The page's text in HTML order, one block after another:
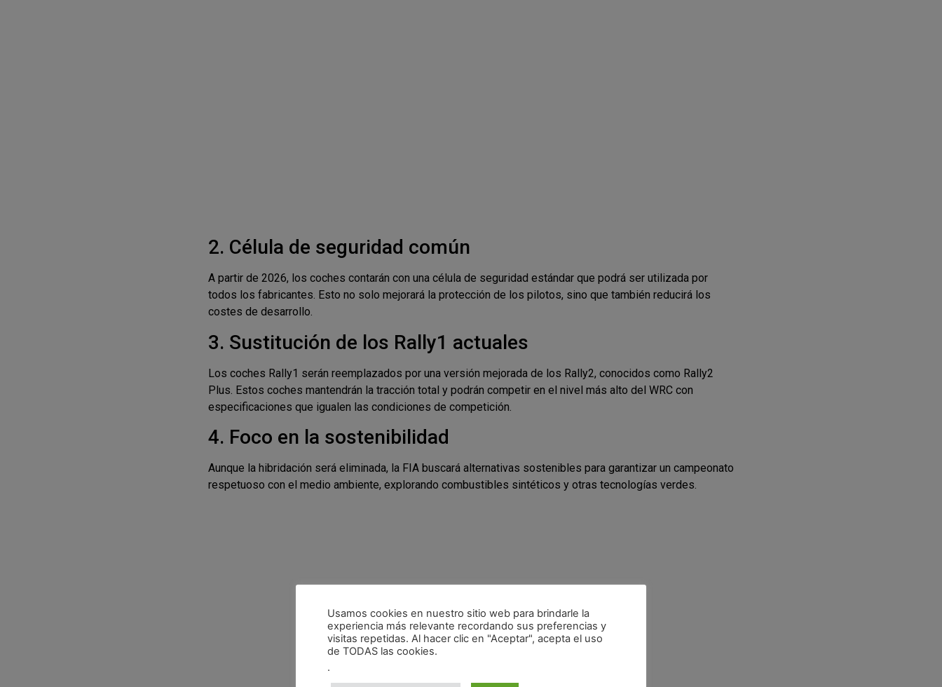
2. Célula de seguridad común
A partir de 2026, los coches contarán con una célula de seguridad estándar que podrá ser utilizada por
todos los fabricantes. Esto no solo mejorará la protección de los pilotos, sino que también reducirá los
costes de desarrollo.
3. Sustitución de los Rally1 actuales
Los coches Rally1 serán reemplazados por una versión mejorada de los Rally2, conocidos como Rally2
Plus. Estos coches mantendrán la tracción total y podrán competir en el nivel más alto del WRC con
especificaciones que igualen las condiciones de competición.
4. Foco en la sostenibilidad
Aunque la hibridación será eliminada, la FIA buscará alternativas sostenibles para garantizar un campeonato
respetuoso con el medio ambiente, explorando combustibles sintéticos y otras tecnologías verdes.
Usamos cookies en nuestro sitio web para brindarle la
experiencia más relevante recordando sus preferencias y
visitas repetidas. Al hacer clic en "Aceptar", acepta el uso
de TODAS las cookies.
.